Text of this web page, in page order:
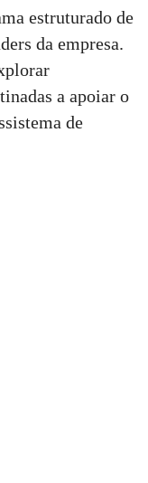
estruturado de
da empresa.
a apoiar o
de